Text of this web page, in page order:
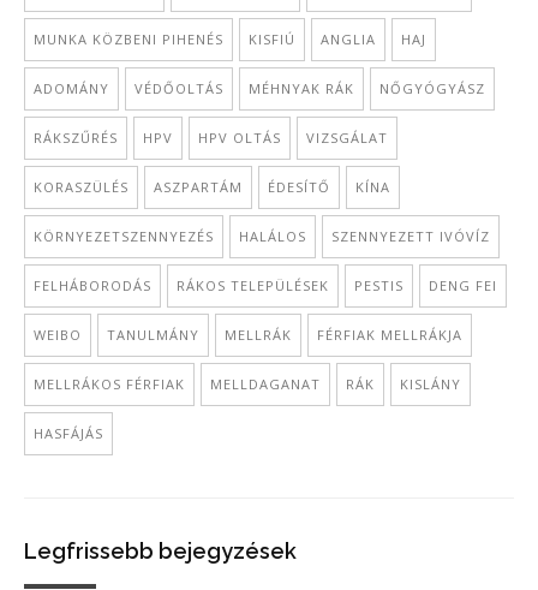
MUNKA KÖZBENI PIHENÉS KISFIÚ ANGLIA HAJ
ADOMÁNY VÉDŐOLTÁS MÉHNYAK RÁK NŐGYÓGYÁSZ
RÁKSZŰRÉS HPV HPV OLTÁS VIZSGÁLAT
KORASZÜLÉS ASZPARTÁM ÉDESÍTŐ KÍNA
KÖRNYEZETSZENNYEZÉS HALÁLOS SZENNYEZETT IVÓVÍZ
FELHÁBORODÁS RÁKOS TELEPÜLÉSEK PESTIS DENG FEI
WEIBO TANULMÁNY MELLRÁK FÉRFIAK MELLRÁKJA
MELLRÁKOS FÉRFIAK MELLDAGANAT RÁK KISLÁNY
HASFÁJÁS
Legfrissebb bejegyzések